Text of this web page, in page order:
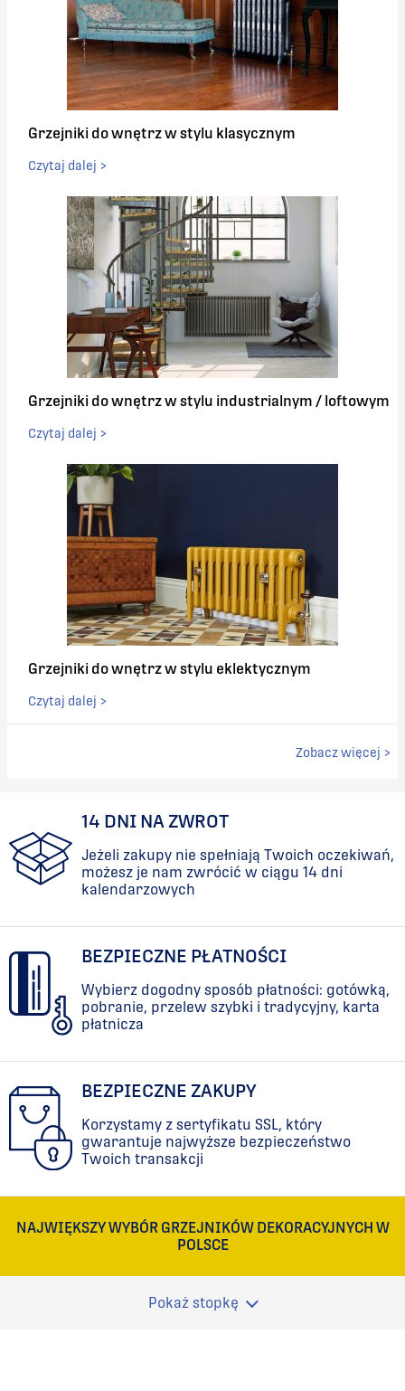
Grzejniki do wnętrz w stylu klasycznym
Czytaj dalej >
Grzejniki do wnętrz w stylu industrialnym / loftowym
Czytaj dalej >
Grzejniki do wnętrz w stylu eklektycznym
Czytaj dalej >
Zobacz więcej >
14 DNI NA ZWROT
Jeżeli zakupy nie spełniają Twoich oczekiwań,
możesz je nam zwrócić w ciągu 14 dni
kalendarzowych
BEZPIECZNE PŁATNOŚCI
Wybierz dogodny sposób płatności: gotówką,
pobranie, przelew szybki i tradycyjny, karta
płatnicza
BEZPIECZNE ZAKUPY
Korzystamy z sertyfikatu SSL, który
gwarantuje najwyższe bezpieczeństwo
Twoich transakcji
NAJWIĘKSZY WYBÓR GRZEJNIKÓW DEKORACYJNYCH W
POLSCE
Pokaż stopkę